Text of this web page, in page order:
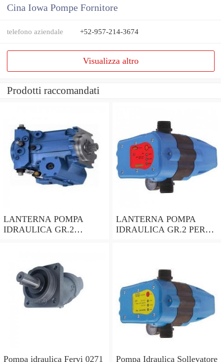
Cina Iowa Pompe Fornitore
telefono aziendale +52-957-214-3674
Visualizza altro
Prodotti raccomandati
LANTERNA POMPA
IDRAULICA GR.2
MOTORE HONDA GX690
LANTERNA POMPA
IDRAULICA GR.2 PER
Pompa idraulica Fervi 0271 Pompa Idraulica Sollevatore